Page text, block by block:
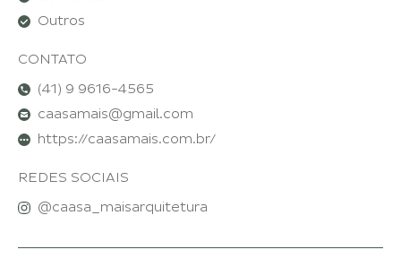
Outros
CONTATO
(41) 9 9616-4565
caasamais@gmail.com
https://caasamais.com.br/
REDES SOCIAIS
@caasa_maisarquitetura